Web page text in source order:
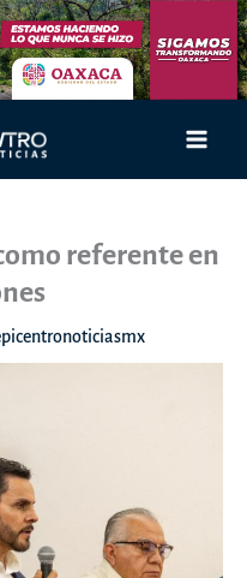
referente en